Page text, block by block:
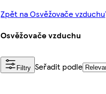
Zpět na Osvěžovače vzduchu
Osvěžovače vzduchu
Filtry Seřadit podle